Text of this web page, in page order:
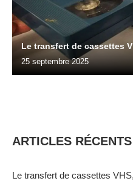
Le transfert de cassettes
25 septembre 2025
ARTICLES RÉCENTS
Le transfert de cassettes